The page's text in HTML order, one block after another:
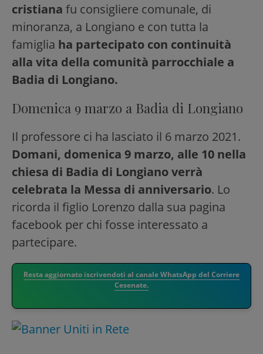
cristiana fu consigliere comunale, di
minoranza, a Longiano e con tutta la
famiglia ha partecipato con continuità
alla vita della comunità parrocchiale a
Badia di Longiano.
Domenica 9 marzo a Badia di Longiano
Il professore ci ha lasciato il 6 marzo 2021.
Domani, domenica 9 marzo, alle 10 nella
chiesa di Badia di Longiano verrà
celebrata la Messa di anniversario. Lo
ricorda il figlio Lorenzo dalla sua pagina
facebook per chi fosse interessato a
partecipare.
Resta aggiornato iscrivendoti al canale WhatsApp del Corriere
Cesenate.